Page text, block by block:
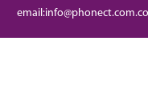
email:info@phonect.com.co